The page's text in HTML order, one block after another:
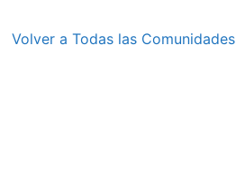
Volver a Todas las Comunidades